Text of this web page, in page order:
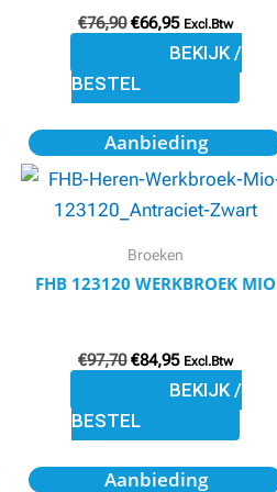
€76,90 €66,95 Excl.Btw
BEKIJK /
BESTEL
gekozen
worden
de
productpagina
Aanbieding
Broeken
FHB 123120 WERKBROEK MIO
€97,70
Oorspronkelijke
prijs
was:
€97,70.
€84,95
Huidige
prijs
is:
€84,95.
Excl.Btw
BEKIJK /
BESTEL
Dit
product
heeft
variaties.
Deze
kan
gekozen
op
de
Aanbieding
Dit